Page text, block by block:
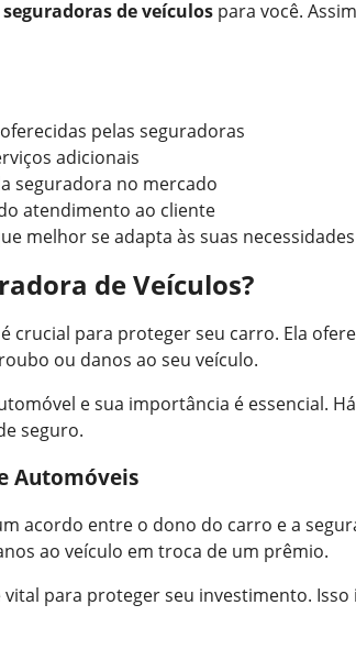
seguradoras de veículos para você.
pelas seguradoras
adicionais
seguradora no mercado
atendimento ao cliente
melhor se adapta às suas necessidades
de Veículos?
crucial para proteger seu carro. Ela
ou danos ao seu veículo.
e sua importância é essencial.
seguro.
Automóveis
acordo entre o dono do carro e a
ao veículo em troca de um prêmio.
vital para proteger seu investimento. Isso